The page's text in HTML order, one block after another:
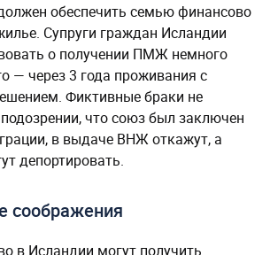
обеспечить семью финансово
Супруги граждан Исландии
о получении ПМЖ немного
— через 3 года проживания с
Фиктивные браки не
что союз был заключен
в выдаче ВНЖ откажут, а
депортировать.
соображения
в Исландии могут получить